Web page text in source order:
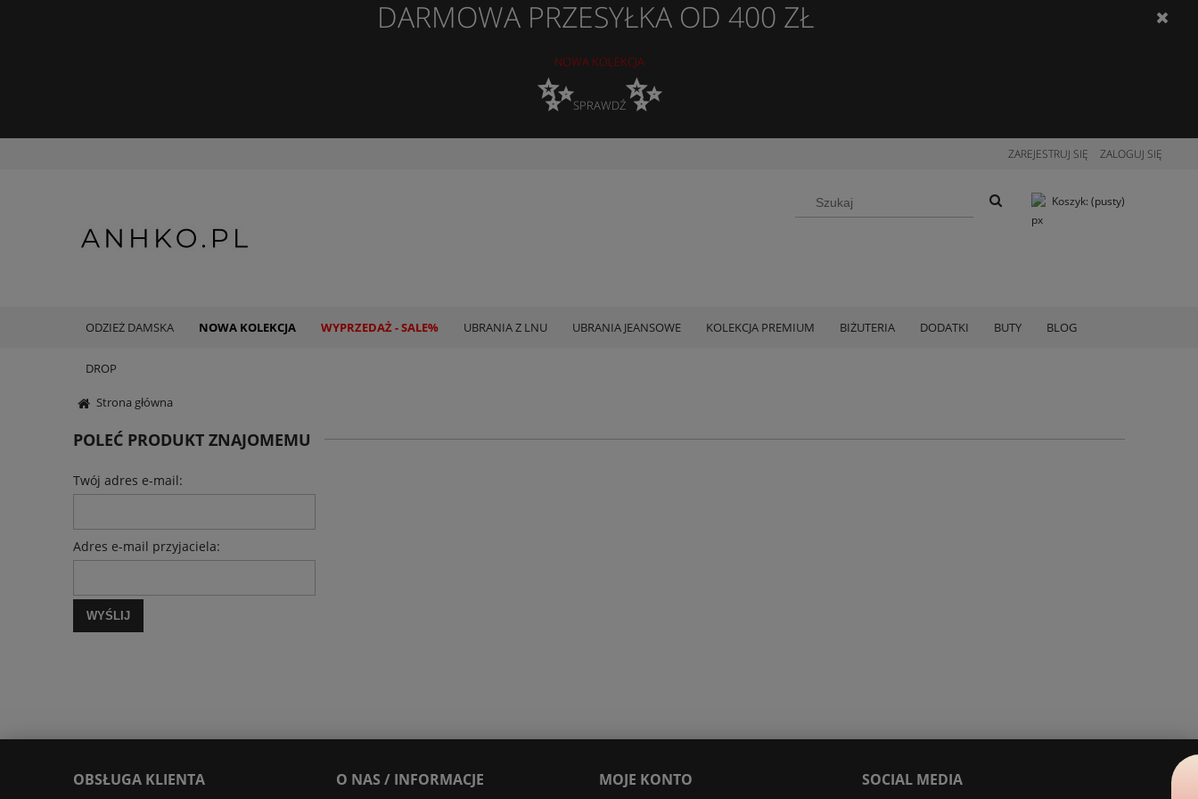
DARMOWA PRZESYŁKA OD 400 ZŁ
NOWA KOLEKCJA
✨SPRAWDŹ✨
ZAREJESTRUJ SIĘ ZALOGUJ SIĘ
Koszyk: (pusty)
ODZIEŻ DAMSKA NOWA KOLEKCJA WYPRZEDAŻ - SALE% UBRANIA Z LNU UBRANIA JEANSOWE KOLEKCJA PREMIUM BIŻUTERIA DODATKI BUTY BLOG
DROP
Strona główna
POLEĆ PRODUKT ZNAJOMEMU
Twój adres e-mail:
Adres e-mail przyjaciela:
WYŚLIJ
OBSŁUGA KLIENTA O NAS / INFORMACJE MOJE KONTO SOCIAL MEDIA